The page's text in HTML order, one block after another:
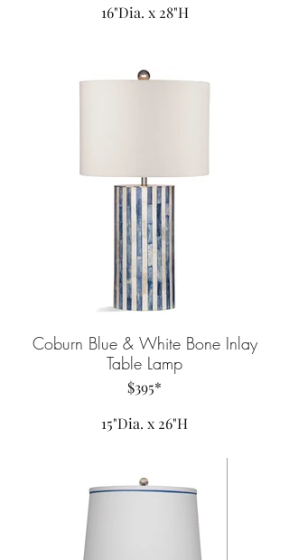
16"Dia. x 28"H
Coburn Blue & White Bone Inlay
Table Lamp
$395*
15"Dia. x 26"H